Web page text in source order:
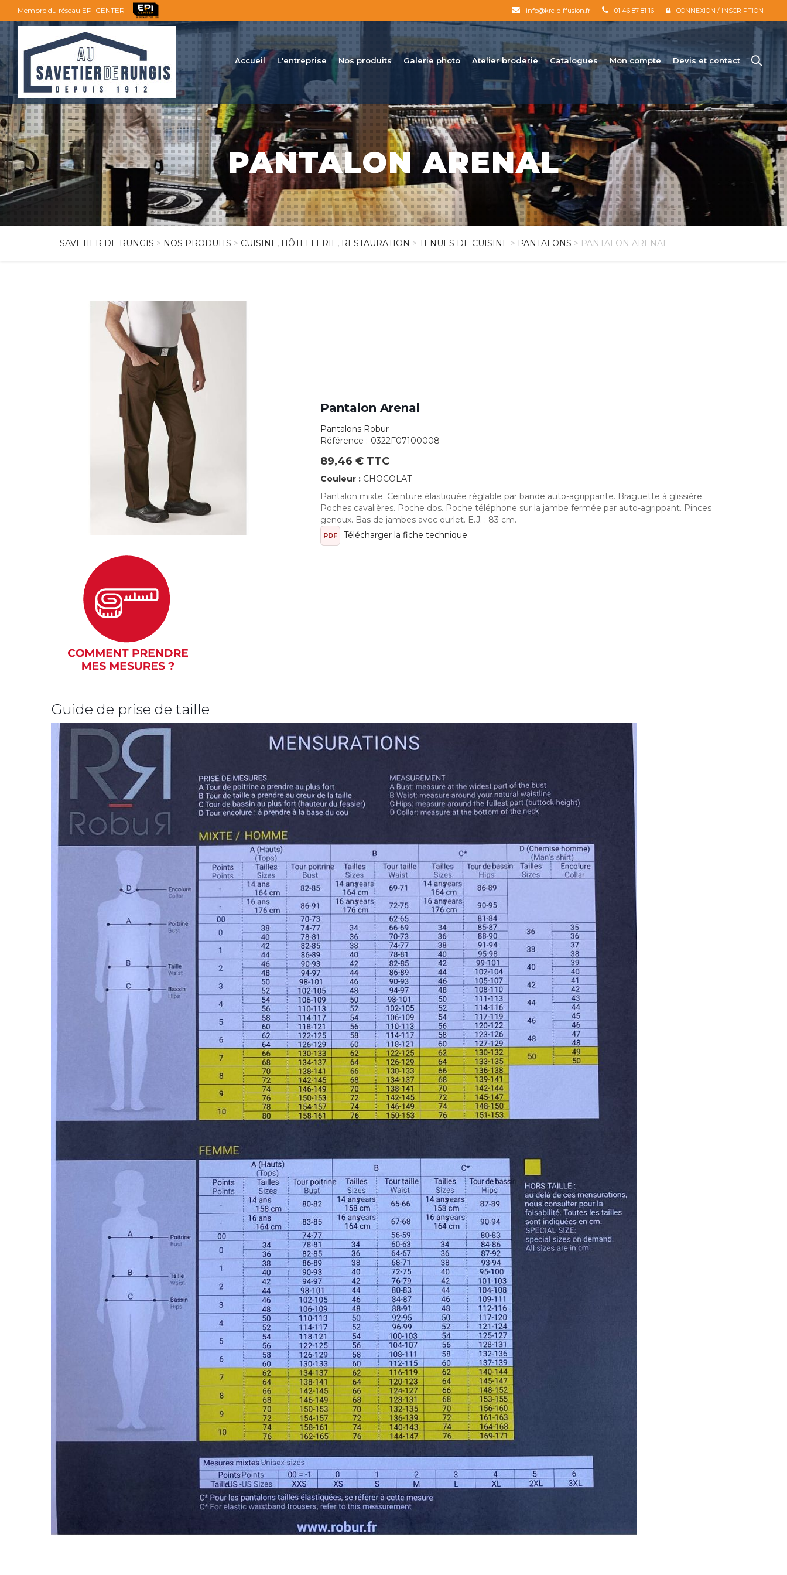
Membre du réseau EPI CENTER info@krc-diffusion.fr 01 46 87 81 16 CONNEXION / INSCRIPTION
Accueil L'entreprise Nos produits Galerie photo Atelier broderie Catalogues Mon compte Devis et contact
PANTALON ARENAL
SAVETIER DE RUNGIS > NOS PRODUITS > CUISINE, HÔTELLERIE, RESTAURATION > TENUES DE CUISINE > PANTALONS > PANTALON ARENAL
Pantalon Arenal
Pantalons Robur
Référence : 0322F07100008
89,46 € TTC
Couleur : CHOCOLAT
Pantalon mixte. Ceinture élastiquée réglable par bande auto-agrippante. Braguette à glissière.
Poches cavalières. Poche dos. Poche téléphone sur la jambe fermée par auto-agrippant. Pinces
genoux. Bas de jambes avec ourlet. E.J. : 83 cm.
PDF Télécharger la fiche technique
Guide de prise de taille